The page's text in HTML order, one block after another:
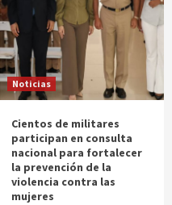
Noticias
Cientos de militares
participan en consulta
nacional para fortalecer
la prevención de la
violencia contra las
mujeres